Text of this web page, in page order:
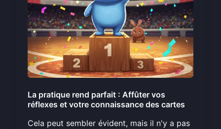
La pratique rend parfait : Affûter vos
réflexes et votre connaissance des cartes
Cela peut sembler évident, mais il n'y a pas